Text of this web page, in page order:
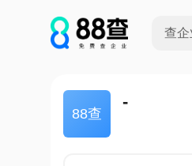
查企
88查
-